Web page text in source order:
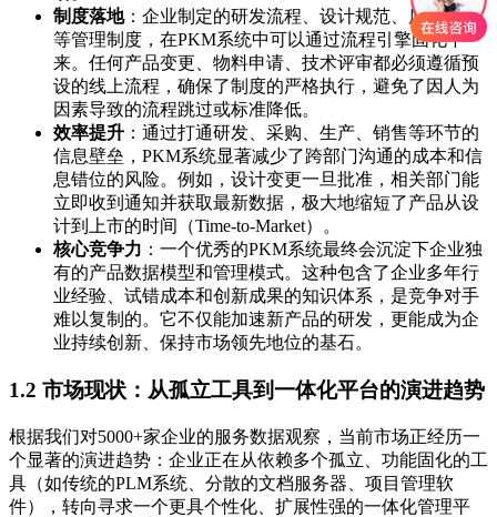
制度落地：企业制定的研发流程、设计规范、质量标准
等管理制度，在PKM系统中可以通过流程引擎固化下
来。任何产品变更、物料申请、技术评审都必须遵循预
设的线上流程，确保了制度的严格执行，避免了因人为
因素导致的流程跳过或标准降低。
效率提升 ：通过打通研发、采购、生产、销售等环节的
信息壁垒，PKM系统显著减少了跨部门沟通的成本和信
息错位的风险。例如，设计变更一旦批准，相关部门能
立即收到通知并获取最新数据，极大地缩短了产品从设
计到上市的时间（Time-to-Market）。
核心竞争力 ：一个优秀的PKM系统最终会沉淀下企业独
有的产品数据模型和管理模式。这种包含了企业多年行
业经验、试错成本和创新成果的知识体系，是竞争对手
难以复制的。它不仅能加速新产品的研发，更能成为企
业持续创新、保持市场领先地位的基石。
1.2 市场现状：从孤立工具到一体化平台的演进趋势
根据我们对5000+家企业的服务数据观察，当前市场正经历一
个显著的演进趋势：企业正在从依赖多个孤立、功能固化的工
具（如传统的PLM系统、分散的文档服务器、项目管理软
件），转向寻求一个更具个性化、扩展性强的一体化管理平